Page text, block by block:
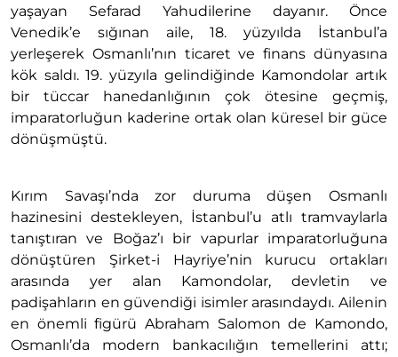
yaşayan Sefarad Yahudilerine dayanır. Önce
Venedik’e sığınan aile, 18. yüzyılda İstanbul’a
yerleşerek Osmanlı’nın ticaret ve finans dünyasına
kök saldı. 19. yüzyıla gelindiğinde Kamondolar artık
bir tüccar hanedanlığının çok ötesine geçmiş,
imparatorluğun kaderine ortak olan küresel bir güce
dönüşmüştü.
Kırım Savaşı’nda zor duruma düşen Osmanlı
hazinesini destekleyen, İstanbul’u atlı tramvaylarla
tanıştıran ve Boğaz’ı bir vapurlar imparatorluğuna
dönüştüren Şirket-i Hayriye’nin kurucu ortakları
arasında yer alan Kamondolar, devletin ve
padişahların en güvendiği isimler arasındaydı. Ailenin
en önemli figürü Abraham Salomon de Kamondo,
Osmanlı’da modern bankacılığın temellerini attı;